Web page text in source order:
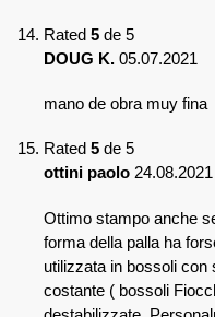
Rated 5 de 5
DOUG K. 05.07.2021
mano de obra muy fina
Rated 5 de 5
ottini paolo 24.08.2021
Ottimo stampo anche
forma della palla ha
utilizzata in bossoli con
costante ( bossoli